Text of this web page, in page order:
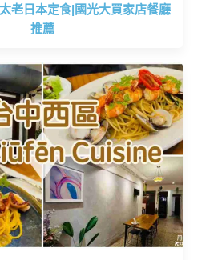
老日本定食|國光大買家店餐廳
推薦